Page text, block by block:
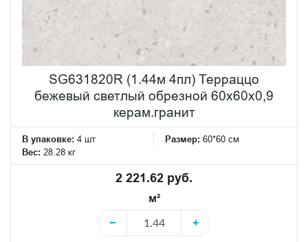
SG631820R (1.44м 4пл) Терраццо
бежевый светлый обрезной 60x60x0,9
керам.гранит
В упаковке: 4 шт Размер: 60*60 см
Вес: 28.28 кг
2 221.62 руб.
м²
−
+